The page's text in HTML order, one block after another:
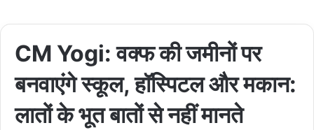
CM Yogi: वक्फ की जमीनों पर
बनवाएंगे स्कूल, हॉस्पिटल और मकान:
लातों के भूत बातों से नहीं मानते